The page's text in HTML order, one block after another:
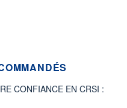
CONFIANCE EN CRSI :